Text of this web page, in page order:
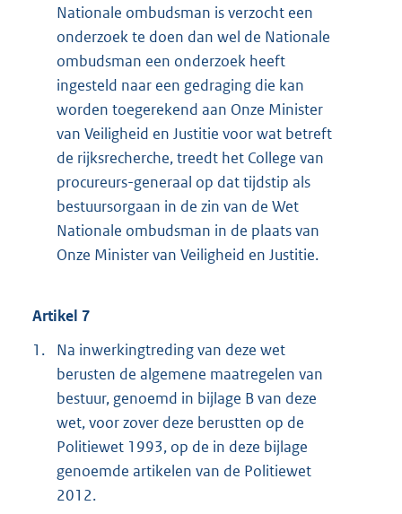
Nationale ombudsman is verzocht een
onderzoek te doen dan wel de Nationale
ombudsman een onderzoek heeft
ingesteld naar een gedraging die kan
worden toegerekend aan Onze Minister
van Veiligheid en Justitie voor wat betreft
de rijksrecherche, treedt het College van
procureurs-generaal op dat tijdstip als
bestuursorgaan in de zin van de Wet
Nationale ombudsman in de plaats van
Onze Minister van Veiligheid en Justitie.
Artikel 7
1.
Na inwerkingtreding van deze wet
berusten de algemene maatregelen van
bestuur, genoemd in bijlage B van deze
wet, voor zover deze berustten op de
Politiewet 1993, op de in deze bijlage
genoemde artikelen van de Politiewet
2012.